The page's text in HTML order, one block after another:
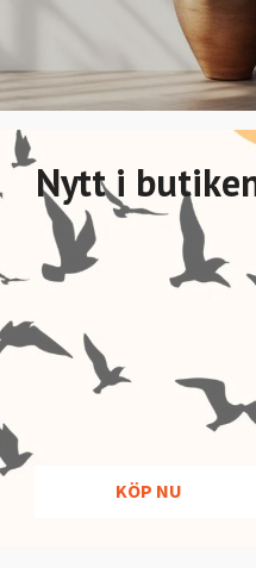
Nytt i
KÖP NU